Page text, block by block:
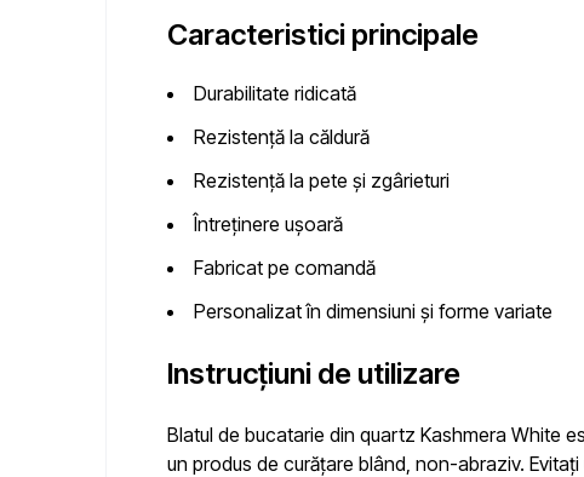
Caracteristici principale
Durabilitate ridicată
Rezistență la căldură
Rezistență la pete și zgârieturi
Întreținere ușoară
Fabricat pe comandă
Personalizat în dimensiuni și forme variate
Instrucțiuni de utilizare
Blatul de bucatarie din quartz Kashmera White
un produs de curățare blând, non-abraziv.